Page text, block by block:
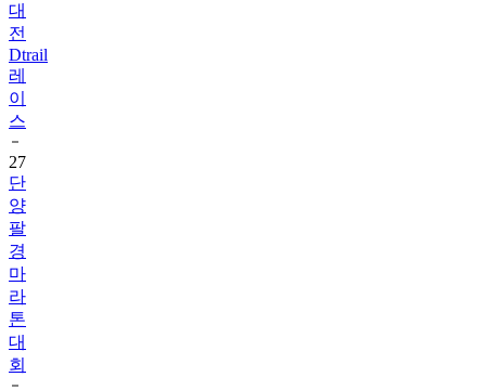
대
전
Dtrail
레
이
스
27
단
양
팔
경
마
라
톤
대
회